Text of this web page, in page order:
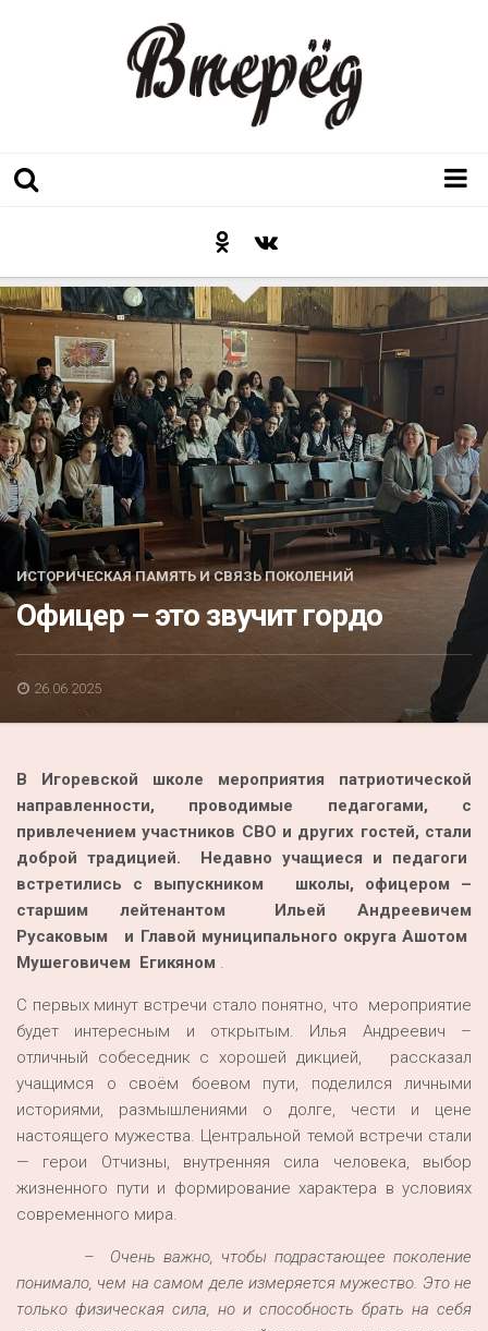
Послесловие к празднику
Факт
Неожиданный ракурс
Контакты
Люди родного края
Акция
К 70-летию районного Дома культуры
Конкурс
Люди родного края
Перепись — 2020
ИСТОРИЧЕСКАЯ ПАМЯТЬ И СВЯЗЬ ПОКОЛЕНИЙ
Офицер – это звучит гордо
26.06.2025
В Игоревской школе мероприятия патриотической
направленности, проводимые педагогами, с
привлечением участников СВО и других гостей, стали
доброй традицией. Недавно учащиеся и педагоги
встретились с выпускником школы, офицером –
старшим лейтенантом Ильей Андреевичем
Русаковым и Главой муниципального округа Ашотом
Мушеговичем Егикяном .
С первых минут встречи стало понятно, что мероприятие
будет интересным и открытым. Илья Андреевич –
отличный собеседник с хорошей дикцией, рассказал
учащимся о своём боевом пути, поделился личными
историями, размышлениями о долге, чести и цене
настоящего мужества. Центральной темой встречи стали
— герои Отчизны, внутренняя сила человека, выбор
жизненного пути и формирование характера в условиях
современного мира.
– Очень важно, чтобы подрастающее поколение
понимало, чем на самом деле измеряется мужество. Это не
только физическая сила, но и способность брать на себя